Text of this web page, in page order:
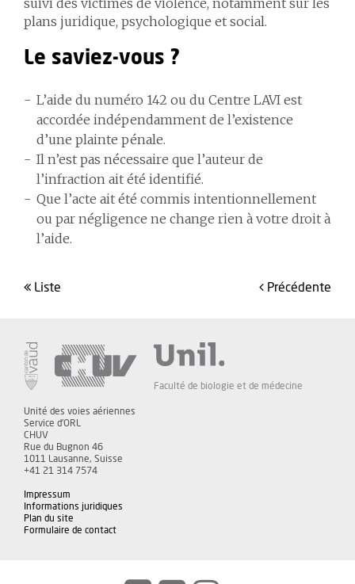
suivi des victimes de violence, notamment sur les
plans juridique, psychologique et social.
Le saviez-vous ?
L’aide du numéro 142 ou du Centre LAVI est
accordée indépendamment de l’existence
d’une plainte pénale.
Il n’est pas nécessaire que l’auteur de
l’infraction ait été identifié.
Que l’acte ait été commis intentionnellement
ou par négligence ne change rien à votre droit à
l’aide.
liste précédente
Faculté de biologie et de médecine
Unité des voies aériennes
Service d'ORL
CHUV
Rue du Bugnon 46
1011 Lausanne, Suisse
+41 21 314 7574
Impressum
Informations juridiques
Plan du site
Formulaire de contact